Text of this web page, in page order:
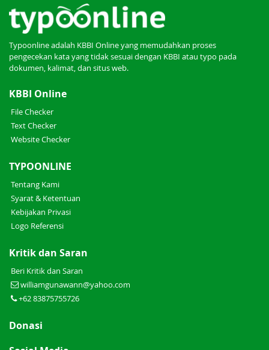
Typoonline adalah KBBI Online yang memudahkan proses
pengecekan kata yang tidak sesuai dengan KBBI atau typo pada
dokumen, kalimat, dan situs web.
KBBI Online
File Checker
Text Checker
Website Checker
TYPOONLINE
Tentang Kami
Syarat & Ketentuan
Kebijakan Privasi
Logo Referensi
Kritik dan Saran
Beri Kritik dan Saran
williamgunawann@yahoo.com
+62 83875755726
Donasi